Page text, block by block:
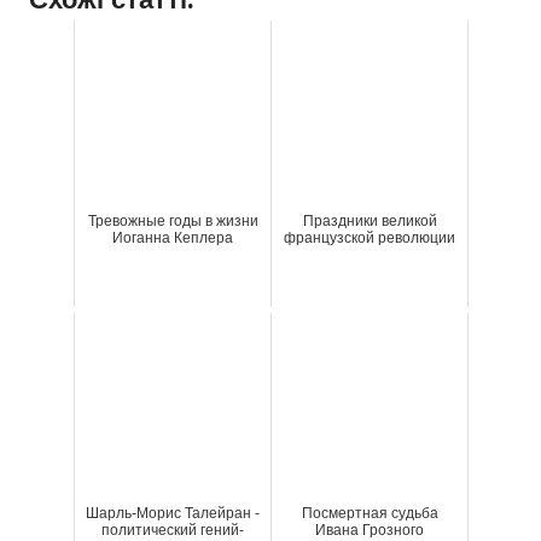
Тревожные годы в жизни
Иоганна Кеплера
Праздники великой
французской революции
Шарль-Морис Талейран -
политический гений-
Посмертная судьба
Ивана Грозного